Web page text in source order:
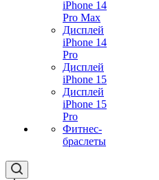
iPhone 14
Pro Max
Дисплей
iPhone 14
Pro
Дисплей
iPhone 15
Дисплей
iPhone 15
Pro
Фитнес-
браслеты